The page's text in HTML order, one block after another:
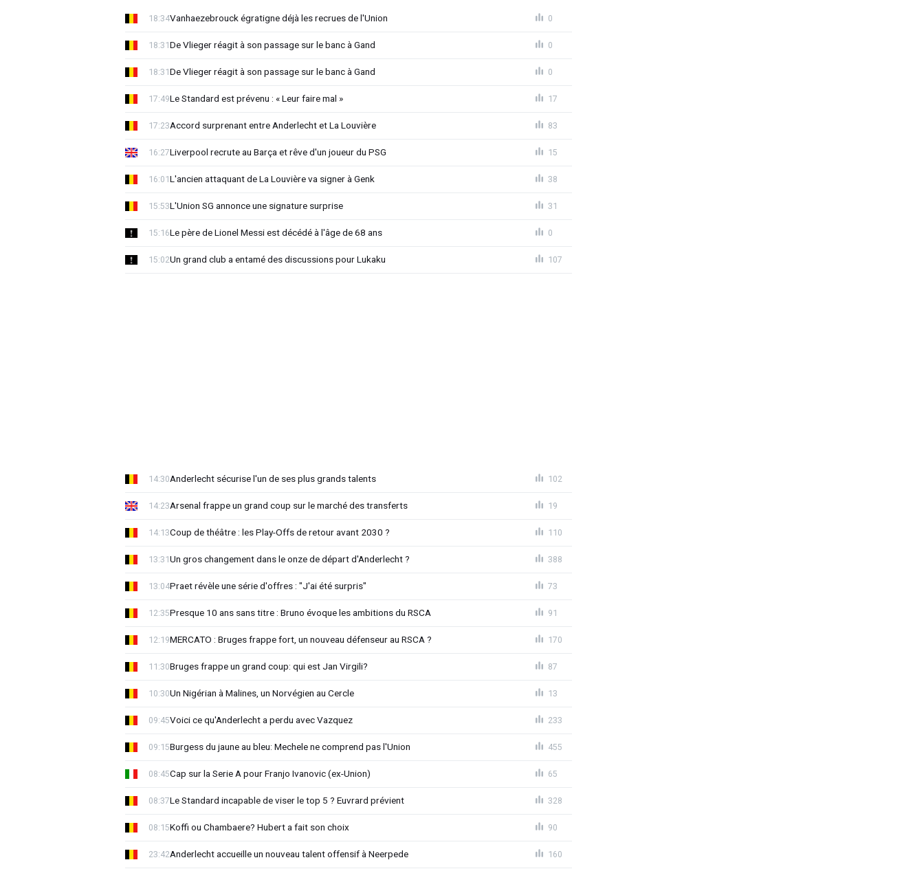
Vanhaezebrouck égratigne déjà les recrues de l'Union
18:34 0
De Vlieger réagit à son passage sur le banc à Gand
18:31 0
De Vlieger réagit à son passage sur le banc à Gand
18:31 0
Le Standard est prévenu : « Leur faire mal »
17:49 17
Accord surprenant entre Anderlecht et La Louvière
17:23 83
Liverpool recrute au Barça et rêve d'un joueur du PSG
16:27 15
L'ancien attaquant de La Louvière va signer à Genk
16:01 38
L'Union SG annonce une signature surprise
15:53 31
Le père de Lionel Messi est décédé à l'âge de 68 ans
15:16 0
Un grand club a entamé des discussions pour Lukaku
15:02 107
Anderlecht sécurise l'un de ses plus grands talents
14:30 102
Arsenal frappe un grand coup sur le marché des transferts
14:23 19
Coup de théâtre : les Play-Offs de retour avant 2030 ?
14:13 110
Un gros changement dans le onze de départ d'Anderlecht ?
13:31 388
Praet révèle une série d'offres : "J'ai été surpris"
13:04 73
Presque 10 ans sans titre : Bruno évoque les ambitions du RSCA
12:35 91
MERCATO : Bruges frappe fort, un nouveau défenseur au RSCA ?
12:19 170
Bruges frappe un grand coup: qui est Jan Virgili?
11:30 87
Un Nigérian à Malines, un Norvégien au Cercle
10:30 13
Voici ce qu'Anderlecht a perdu avec Vazquez
09:45 233
Burgess du jaune au bleu: Mechele ne comprend pas l'Union
09:15 455
Cap sur la Serie A pour Franjo Ivanovic (ex-Union)
08:45 65
Le Standard incapable de viser le top 5 ? Euvrard prévient
08:37 328
Koffi ou Chambaere? Hubert a fait son choix
08:15 90
Anderlecht accueille un nouveau talent offensif à Neerpede
23:42 160